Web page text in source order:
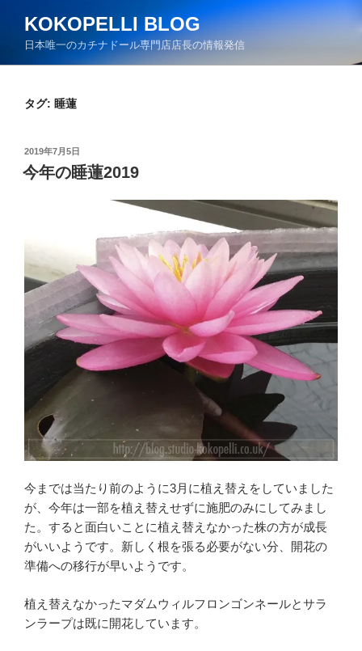
ン
KOKOPELLI BLOG
日本唯一のカチナドール専門店店長の情報発信
タグ: 睡蓮
投
稿
日:
2019年7月5日
今年の睡蓮2019
今までは当たり前のように3月に植え替えをしていました
が、今年は一部を植え替えせずに施肥のみにしてみまし
た。すると面白いことに植え替えなかった株の方が成長
がいいようです。新しく根を張る必要がない分、開花の
準備への移行が早いようです。
植え替えなかったマダムウィルフロンゴンネールとサラ
ンラープは既に開花しています。